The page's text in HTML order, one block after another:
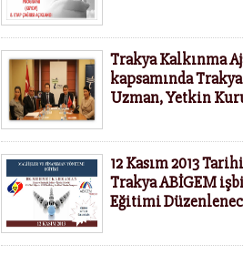
Trakya Kalkınma
kapsamında
Uzman, Yetkin
12 Kasım 2013
Trakya ABİGEM
Eğitimi